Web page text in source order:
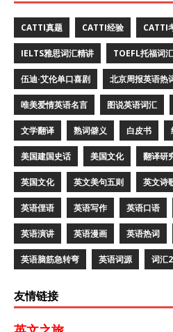
CATTI真题 CATTI经验 CATTI
IELTS雅思词汇精讲 TOEFL托福词
伍迪·艾伦单口喜剧 北京周报英语热
唯美爱情英语名言 图说英语词汇
文学翻译 熟词僻义 白皮书
美国建国史话 美国文化 翻译研
英国文化 英文美句五则 英文诗
英语俚语 英语写作 英语口语
英语演讲 英语漫画 英语热词
英语脑筋急转弯 英语词源 词汇
友情链接